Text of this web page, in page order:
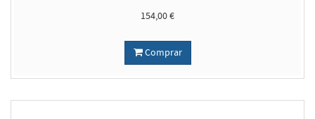
154,00 €
Comprar